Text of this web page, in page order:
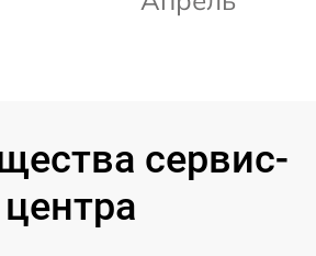
сервис-
центра